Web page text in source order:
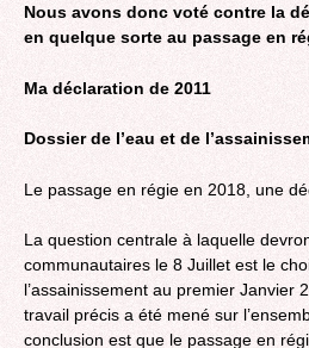
Nous avons donc voté contre la
en quelque sorte au passage en
Ma déclaration de 2011
Dossier de l’eau et de
Le passage en régie en 2018, une
La question centrale à laquelle
communautaires le 8 Juillet est le
l’assainissement au premier Janvier
travail précis a été mené sur
conclusion est que le passage en